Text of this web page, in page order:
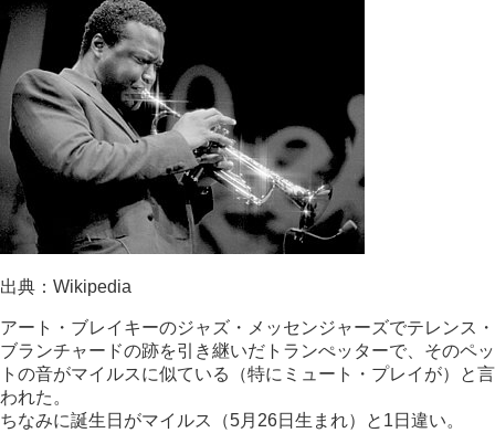
出典：Wikipedia
アート・ブレイキーのジャズ・メッセンジャーズでテレンス・
ブランチャードの跡を引き継いだトランぺッターで、そのペッ
トの音がマイルスに似ている（特にミュート・プレイが）と言
われた。
ちなみに誕生日がマイルス（5月26日生まれ）と1日違い。